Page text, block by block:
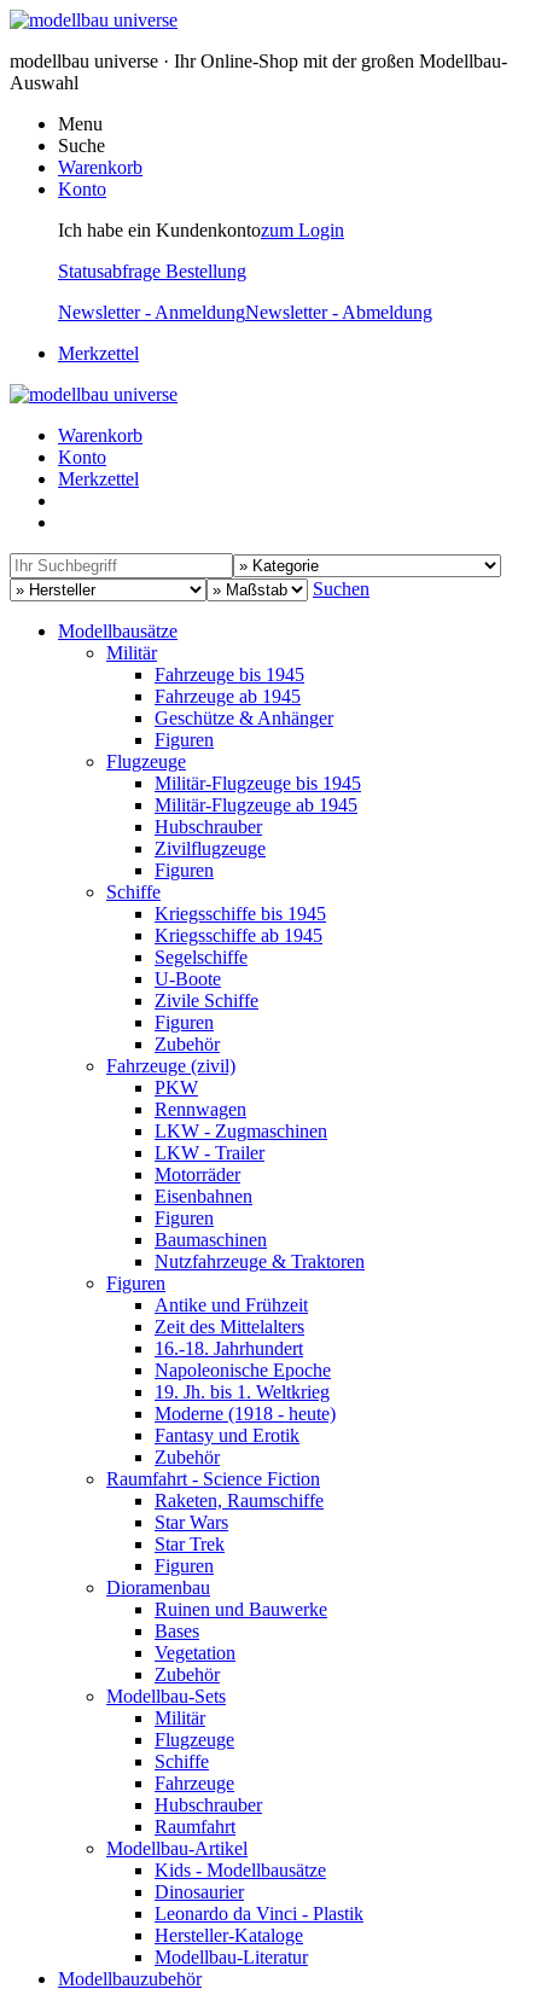
modellbau universe · Ihr Online-Shop mit der großen Modellbau-
Auswahl
Menu
Suche
Warenkorb
Konto
Ich habe ein Kundenkontozum Login
Statusabfrage Bestellung
Newsletter - AnmeldungNewsletter - Abmeldung
Merkzettel
Warenkorb
Konto
Merkzettel
Suchen
Modellbausätze
Militär
Fahrzeuge bis 1945
Fahrzeuge ab 1945
Geschütze & Anhänger
Figuren
Flugzeuge
Militär-Flugzeuge bis 1945
Militär-Flugzeuge ab 1945
Hubschrauber
Zivilflugzeuge
Figuren
Schiffe
Kriegsschiffe bis 1945
Kriegsschiffe ab 1945
Segelschiffe
U-Boote
Zivile Schiffe
Figuren
Zubehör
Fahrzeuge (zivil)
PKW
Rennwagen
LKW - Zugmaschinen
LKW - Trailer
Motorräder
Eisenbahnen
Figuren
Baumaschinen
Nutzfahrzeuge & Traktoren
Figuren
Antike und Frühzeit
Zeit des Mittelalters
16.-18. Jahrhundert
Napoleonische Epoche
19. Jh. bis 1. Weltkrieg
Moderne (1918 - heute)
Fantasy und Erotik
Zubehör
Raumfahrt - Science Fiction
Raketen, Raumschiffe
Star Wars
Star Trek
Figuren
Dioramenbau
Ruinen und Bauwerke
Bases
Vegetation
Zubehör
Modellbau-Sets
Militär
Flugzeuge
Schiffe
Fahrzeuge
Hubschrauber
Raumfahrt
Modellbau-Artikel
Kids - Modellbausätze
Dinosaurier
Leonardo da Vinci - Plastik
Hersteller-Kataloge
Modellbau-Literatur
Modellbauzubehör